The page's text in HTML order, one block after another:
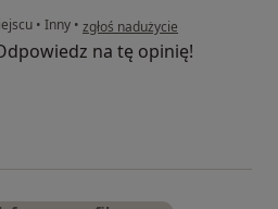
• Inny • w opinii użytkownika Pacjentka
zgłoś nadużycie
na tę opinię!